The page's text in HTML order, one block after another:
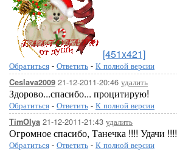
[451x421]
Обратиться - Ответить - К полной версии
Ceslava2009 21-12-2011-20:46 удалить
Здорово...спасибо... процитирую!
Обратиться - Ответить - К полной версии
TimOlya 21-12-2011-21:43 удалить
Огромное спасибо, Танечка !!!! Удачи !!!!
Обратиться - Ответить - К полной версии